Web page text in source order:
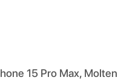
15 Pro Max, Molten